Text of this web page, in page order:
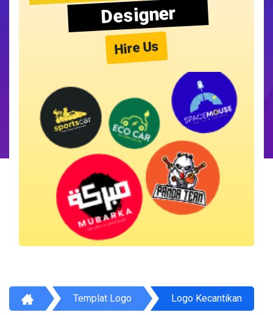
Designer
Hire Us
Templat Logo Logo Kecantikan